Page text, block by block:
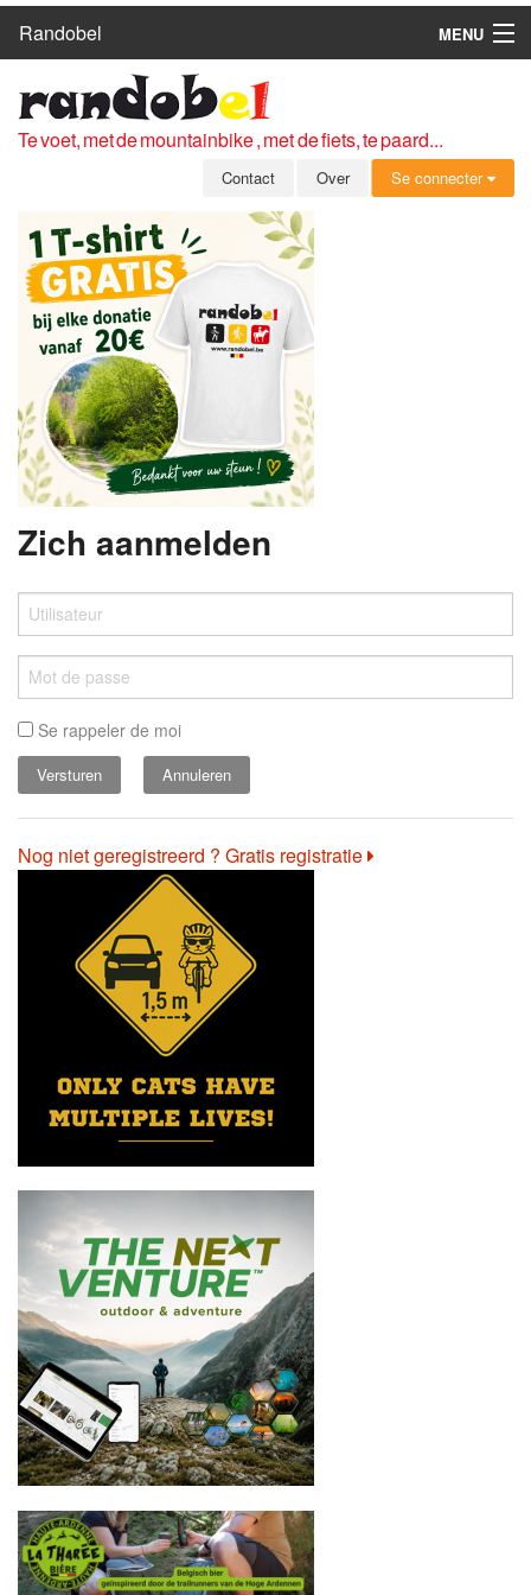
Randobel
MENU
ROUTES
CLUBS
OVER
LEDEN
ZICH AANMELDEN
GRATIS REGISTRATIE
WACHTWOORD VERGETEN
Te voet, met de mountainbike , met de fiets, te paard...
Contact Over Se connecter
Zich aanmelden
Se rappeler de moi
Annuleren
Nog niet geregistreerd ? Gratis registratie